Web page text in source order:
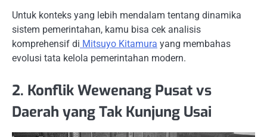
Untuk konteks yang lebih mendalam tentang dinamika
sistem pemerintahan, kamu bisa cek analisis
komprehensif di Mitsuyo Kitamura yang membahas
evolusi tata kelola pemerintahan modern.
2. Konflik Wewenang Pusat vs
Daerah yang Tak Kunjung Usai